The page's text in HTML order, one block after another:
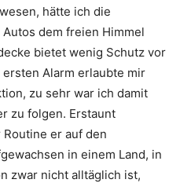
hätte ich die
dem freien Himmel
bietet wenig Schutz vor
Alarm erlaubte mir
zu sehr war ich damit
zu folgen. Erstaunt
er auf den
in einem Land, in
zwar nicht alltäglich ist,